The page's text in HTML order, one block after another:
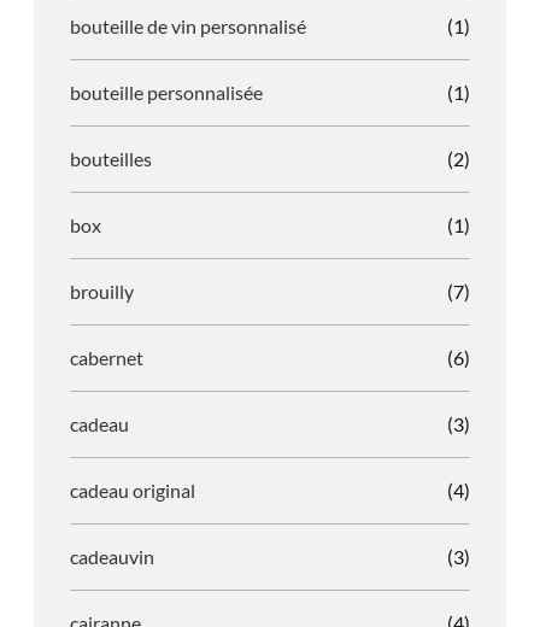
bouteille de vin personnalisé (1)
bouteille personnalisée (1)
bouteilles (2)
box (1)
brouilly (7)
cabernet (6)
cadeau (3)
cadeau original (4)
cadeauvin (3)